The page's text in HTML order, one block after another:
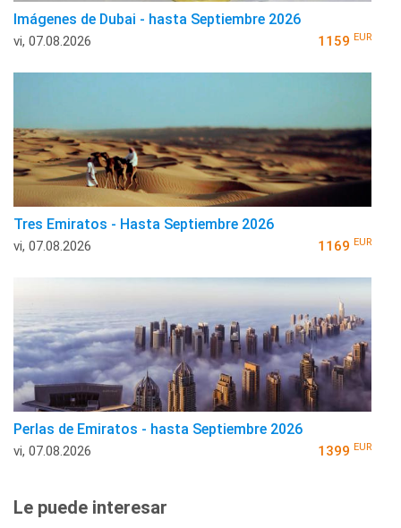
Imágenes de Dubai - hasta Septiembre 2026
vi, 07.08.2026 1159 EUR
Tres Emiratos - Hasta Septiembre 2026
vi, 07.08.2026 1169 EUR
Perlas de Emiratos - hasta Septiembre 2026
vi, 07.08.2026 1399 EUR
Le puede interesar